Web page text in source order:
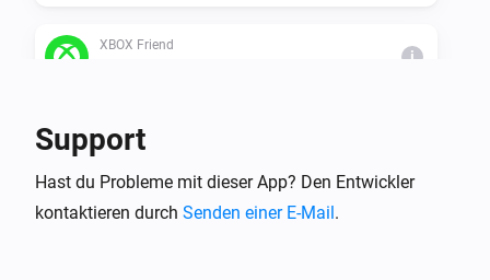
XBOX Friend
i
Dann ...
XBOX Friend
Support
Hast du Probleme mit dieser App? Den Entwickler
kontaktieren durch Senden einer E-Mail.